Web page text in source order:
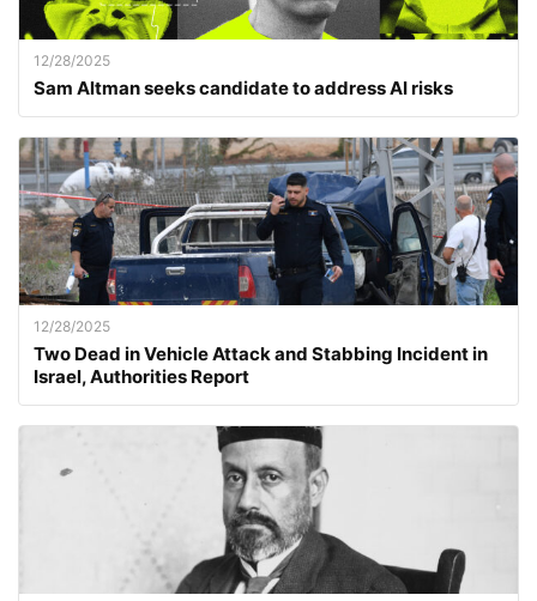
12/28/2025
Sam Altman seeks candidate to address AI risks
12/28/2025
Two Dead in Vehicle Attack and Stabbing Incident in
Israel, Authorities Report